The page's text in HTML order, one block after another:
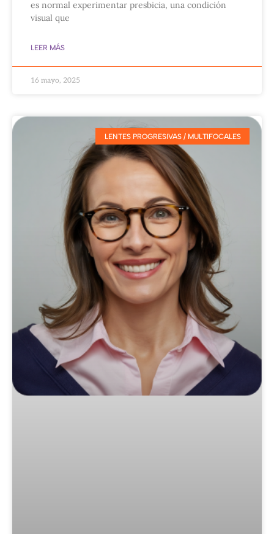
es normal experimentar presbicia, una condición
visual que
LEER MÁS
16 mayo, 2025
LENTES PROGRESIVAS / MULTIFOCALES